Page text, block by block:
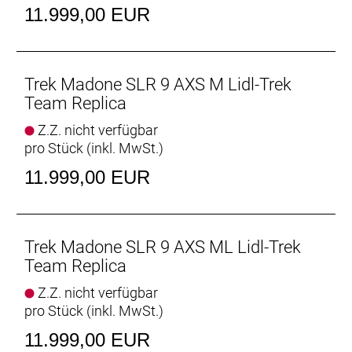
verbreitete Universalschaltauge (UDH) die
Ersatzteilbeschaffung erleichtert. Abgerundet wird
einteiligen Trek Aero RSL Lenker/Vorbau-Einheit.
Das Madone SLR 9 AXS Gen 8 ist unser leichtestes,
aerodynamischstes und leistungsfähigstes Madone
und überzeugt jederzeit und überall mit einer bisher
unerreichten Performance. Der extrem leichte
Rahmen aus 900 Series OCLV Carbon garantiert
Komforttechnologie stellt ein jederzeit
geschmeidiges Fahrgefühl sicher. Dieses Bike ist
- Die revolutionären Full System Foil Rohrprofile
sorgen für einen extrem schnellen Look und
verleihen dem gesamten Bike eine bislang
11.999,00 EUR
Trek Madone SLR 9 AXS M Lidl-Trek
Team Replica
Z.Z. nicht verfügbar
pro Stück (inkl. MwSt.)
11.999,00 EUR
Trek Madone SLR 9 AXS ML Lidl-Trek
Team Replica
Z.Z. nicht verfügbar
pro Stück (inkl. MwSt.)
11.999,00 EUR